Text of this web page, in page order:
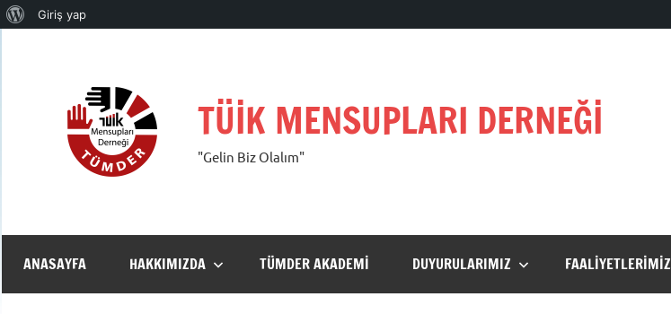
WordPress
Giriş yap
TÜİK MENSUPLARI DERNEĞİ
"Gelin Biz Olalım"
ANASAYFA HAKKIMIZDA TÜMDER AKADEMI DUYURULARIMIZ FAALIYETLERIMIZ